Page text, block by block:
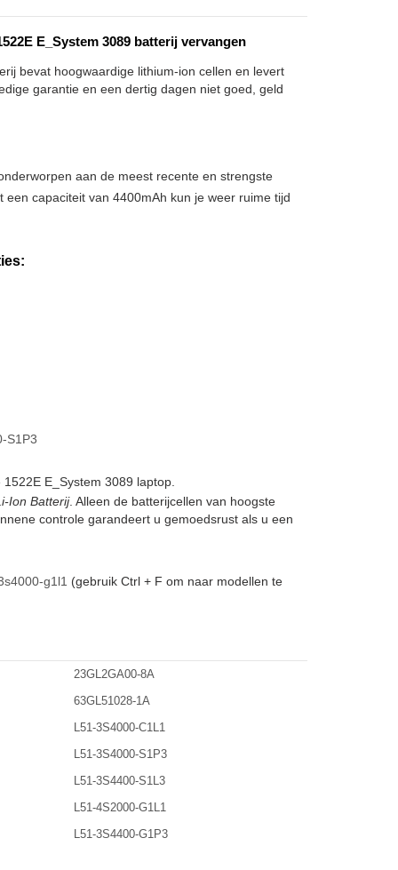
E_System 3089 batterij vervangen
bevat hoogwaardige lithium-ion cellen en levert
garantie en een dertig dagen niet goed, geld
aan de meest recente en strengste
een capaciteit van 4400mAh kun je weer ruime tijd
S1P3
E_System 3089 laptop.
Ion Batterij. Alleen de batterijcellen van hoogste
controle garandeert u gemoedsrust als u een
g1l1 (gebruik Ctrl + F om naar modellen te
23GL2GA00-8A
63GL51028-1A
L51-3S4000-C1L1
L51-3S4000-S1P3
L51-3S4400-S1L3
L51-4S2000-G1L1
L51-3S4400-G1P3